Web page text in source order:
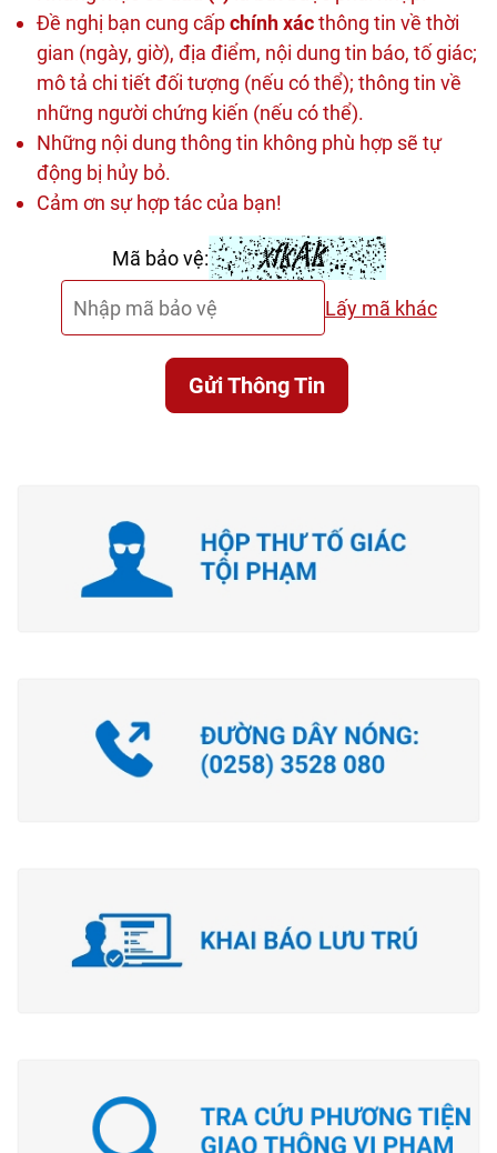
Đề nghị bạn cung cấpchính xácthông tin về thời
gian (ngày, giờ), địa điểm, nội dung tin báo, tố giác;
mô tả chi tiết đối tượng (nếu có thể); thông tin về
những người chứng kiến (nếu có thể).
Những nội dung thông tin không phù hợp sẽ tự
động bị hủy bỏ.
Cảm ơn sự hợp tác của bạn!
Mã bảo vệ:
Lấy mã khác
Gửi Thông Tin